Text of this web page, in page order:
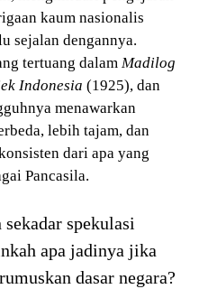
kaum nasionalis
sejalan dengannya.
tertuang dalam Madilog
Indonesia (1925), dan
menawarkan
lebih tajam, dan
dari apa yang
Pancasila.
spekulasi
apa jadinya jika
dasar negara?